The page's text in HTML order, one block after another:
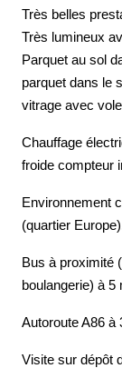
Très belles
Très lumineux
Parquet au sol
parquet dans le
vitrage avec
Chauffage
froide compteur
Environnement
(quartier
Bus à proximité
boulangerie) à 5
Autoroute A86 à
Visite sur dépôt